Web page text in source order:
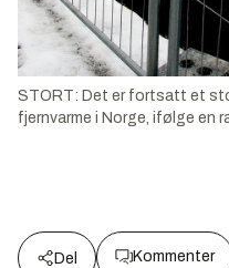
STORT: Det er fortsatt et
fjernvarme i Norge, ifølge en
Del Kommenter